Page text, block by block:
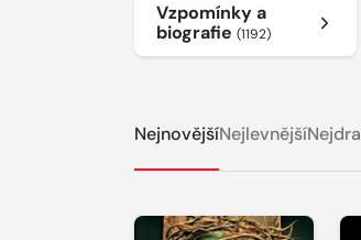
Vzpomínky a
biografie (1192)
NejnovějšíNejlevnější